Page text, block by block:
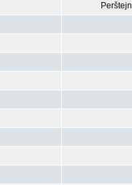
Perštejn